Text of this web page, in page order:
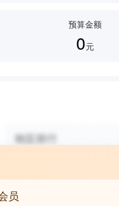
预算金额
0元
员